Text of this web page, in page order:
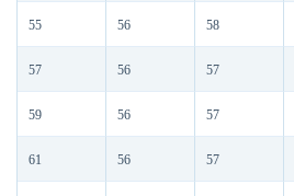
55 56 58
57 56 57
59 56 57
61 56 57